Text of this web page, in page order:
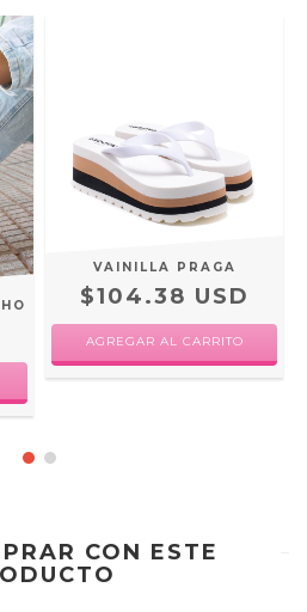
VAINILLA PRAGA
$104.38 USD
AGREGAR AL CARRITO
CON ESTE